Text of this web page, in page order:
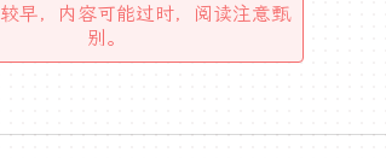
早，内容可能过时，阅读注意甄
别。